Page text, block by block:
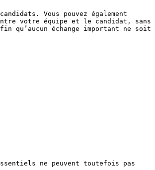
Vous pouvez également
votre équipe et le candidat, sans
qu’aucun échange important ne soit
ne peuvent toutefois pas